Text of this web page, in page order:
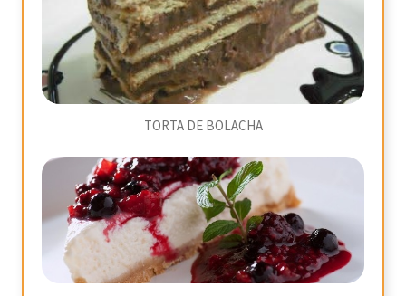
TORTA DE BOLACHA